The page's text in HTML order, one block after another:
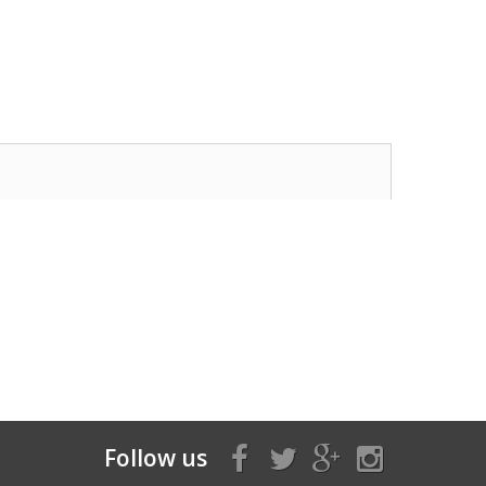
Follow us